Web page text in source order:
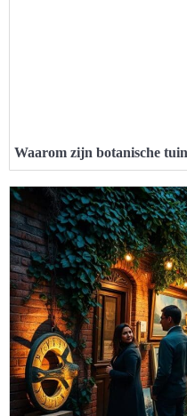
Waarom zijn botanische